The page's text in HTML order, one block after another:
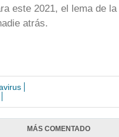
este 2021, el lema de la
atrás.
MÁS COMENTADO